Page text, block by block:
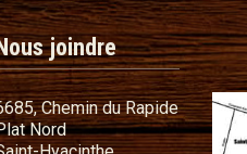
joindre
Chemin du Rapide
Nord